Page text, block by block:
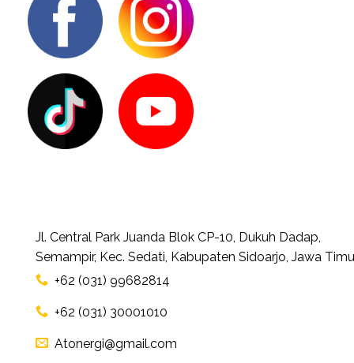
Jl. Central Park Juanda Blok CP-10, Dukuh Dadap,
Semampir, Kec. Sedati, Kabupaten Sidoarjo, Jawa
+62 (031) 99682814
+62 (031) 30001010
Atonergi@gmail.com